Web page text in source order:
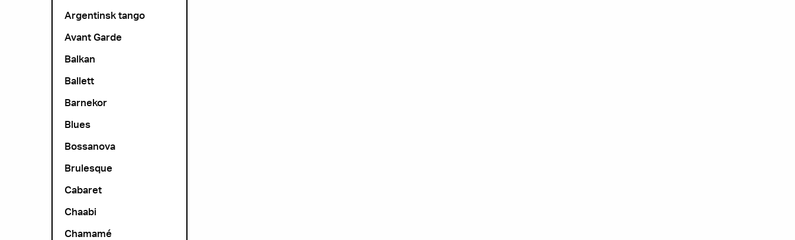
Argentinsk tango
Avant Garde
Balkan
Ballett
Barnekor
Blues
Bossanova
Brulesque
Cabaret
Chaabi
Chamamé